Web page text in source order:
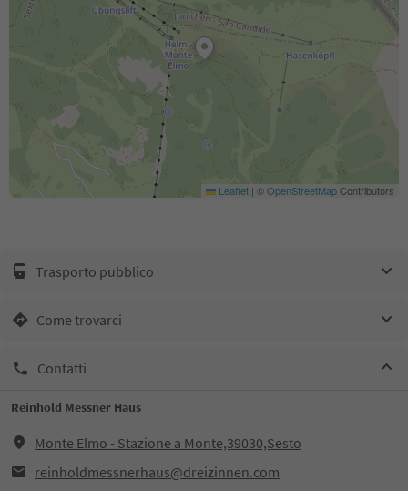
Leaflet | ©OpenStreetMapContributors
Trasporto pubblico
Come trovarci
Contatti
Reinhold Messner Haus
Monte Elmo - Stazione a Monte,39030,Sesto
reinholdmessnerhaus@dreizinnen.com